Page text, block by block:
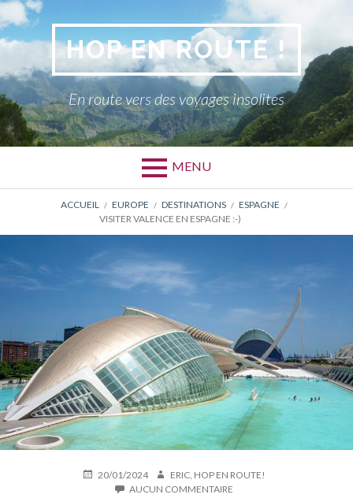
Aller
au
contenu
HOP EN ROUTE !
En route vers des voyages insolites
MENU
D'ARIANE
ACCUEIL EUROPE DESTINATIONS
ESPAGNE
VISITER VALENCE EN ESPAGNE :-)
PUBLIÉ20/01/2024 AUTEUR
ERIC, HOP EN ROUTE!
AUCUN COMMENTAIRE